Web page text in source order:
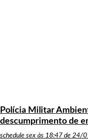
Polícia Militar
descumprimento de
schedule sex às 18:47 de 24/